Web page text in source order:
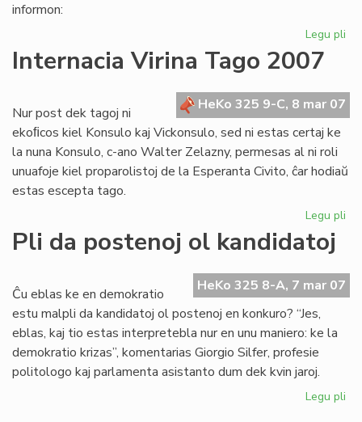
informon:
Legu pli
Internacia Virina Tago 2007
HeKo 325 9-C, 8 mar 07
Nur post dek tagoj ni
ekoﬁcos kiel Konsulo kaj Vickonsulo, sed ni estas certaj ke
la nuna Konsulo, c-ano Walter Zelazny, permesas al ni roli
unuafoje kiel proparolistoj de la Esperanta Civito, ĉar hodiaŭ
estas escepta tago.
Legu pli
Pli da postenoj ol kandidatoj
HeKo 325 8-A, 7 mar 07
Ĉu eblas ke en demokratio
estu malpli da kandidatoj ol postenoj en konkuro? “Jes,
eblas, kaj tio estas interpretebla nur en unu maniero: ke la
demokratio krizas”, komentarias Giorgio Silfer, profesie
politologo kaj parlamenta asistanto dum dek kvin jaroj.
Legu pli